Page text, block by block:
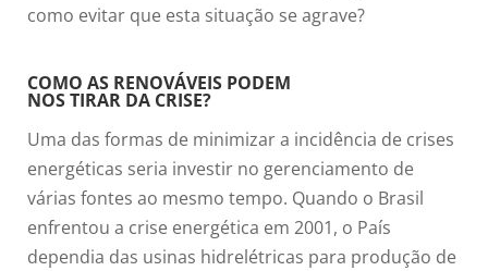
como evitar que esta situação se agrave?
COMO AS RENOVÁVEIS PODEM
NOS TIRAR DA CRISE?
Uma das formas de minimizar a incidência de crises
energéticas seria investir no gerenciamento de
várias fontes ao mesmo tempo. Quando o Brasil
enfrentou a crise energética em 2001, o País
dependia das usinas hidrelétricas para produção de